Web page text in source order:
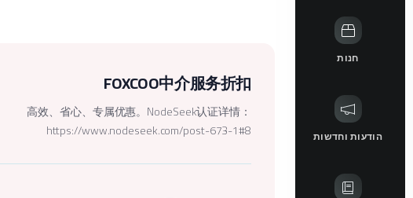
חנות
הודעות וחדשות
FOXCOO中介服务折扣
高效、省心、专属优惠。NodeSeek认证详情：
https://www.nodeseek.com/post-673-1#8